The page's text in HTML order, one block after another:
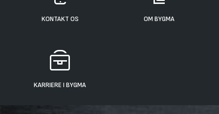
KONTAKT OS OM BYGMA
KARRIERE I BYGMA